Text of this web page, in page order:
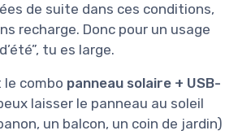
de suite dans ces conditions,
recharge. Donc pour un usage
tu es large.
le combo panneau solaire + USB-
laisser le panneau au soleil
un balcon, un coin de jardin)